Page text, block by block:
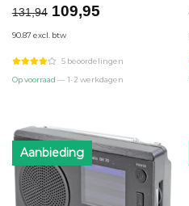
131,94 Oorspronkelijke
was:
€131,94.
109,95Huidige
€109,95.
90.87 excl. btw
5 beoordelingen
Op voorraad — 1-2 werkdagen
Aanbieding